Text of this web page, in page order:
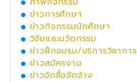
ข่าวการศึกษา
ข่าวกิจกรรมนักศึกษา
วิจัยและนวัตกรรม
ข่าวฝึกอบรม/บริการวิชาการ
ข่าวสมัครงาน
ข่าวจัดซื้อจัดจ้าง